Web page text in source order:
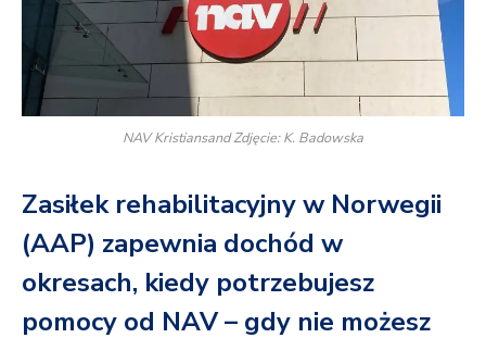
NAV Kristiansand Zdjęcie: K. Badowska
Zasiłek rehabilitacyjny w Norwegii
(AAP) zapewnia dochód w
okresach, kiedy potrzebujesz
pomocy od NAV – gdy nie możesz